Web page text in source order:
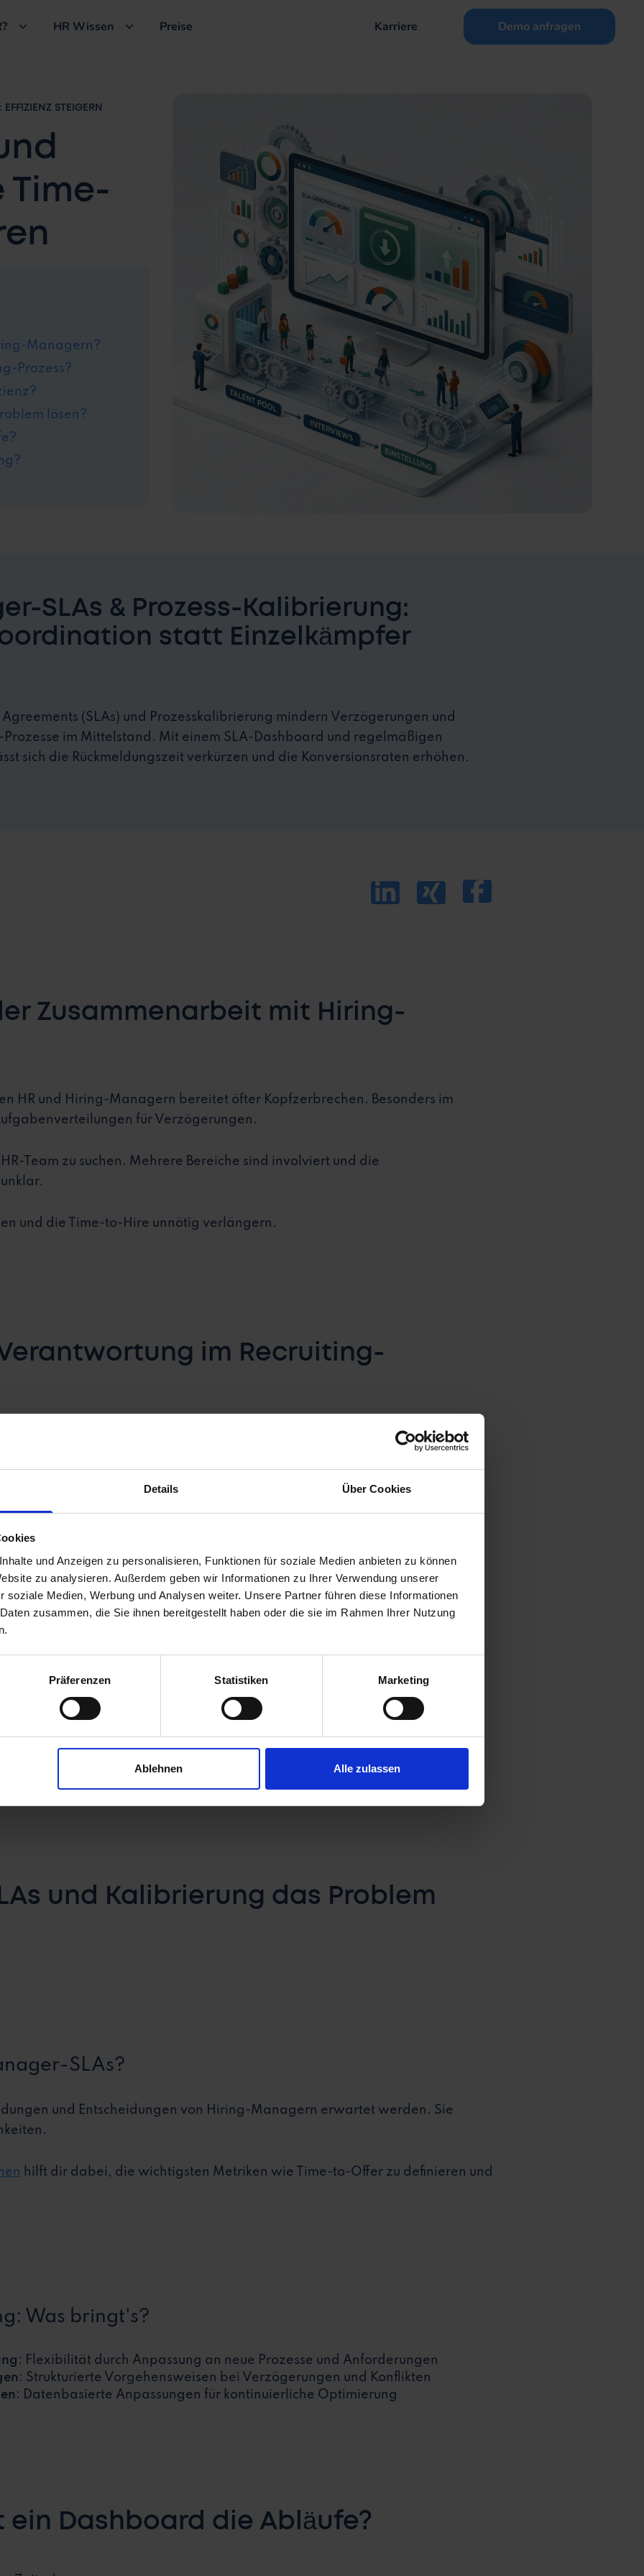
Details Über Cookies
und Anzeigen zu personalisieren, Funktionen für soziale Medien anbieten zu können
zu analysieren. Außerdem geben wir Informationen zu Ihrer Verwendung unserer
soziale Medien, Werbung und Analysen weiter. Unsere Partner führen diese Informationen
zusammen, die Sie ihnen bereitgestellt haben oder die sie im Rahmen Ihrer Nutzung
Präferenzen Statistiken Marketing
Ablehnen Alle zulassen
HR Wissen Preise Karriere Demo anfragen
STEIGERN
Time-
Managern?
Prozess?
lösen?
SLAs & Prozess-Kalibrierung:
statt Einzelkämpfer
(SLAs) und Prozesskalibrierung mindern Verzögerungen und
im Mittelstand. Mit einem SLA-Dashboard und regelmäßigen
sich die Rückmeldungszeit verkürzen und die Konversionsraten erhöhen.
Zusammenarbeit mit Hiring-
HR und Hiring-Managern bereitet öfter Kopfzerbrechen. Besonders im
für Verzögerungen.
Team zu suchen. Mehrere Bereiche sind involviert und die
und die Time-to-Hire unnötig verlängern.
im Recruiting-
: Fachabteilungsgrenzen behindern schnelle Entscheidungen
Prioritäten
: Ohne klare Abstimmungen entstehen Missverständnisse
: Längere Entscheidungswege verlängern die Time-to-Fill deutlich
Flickenteppich zur Ineffizienz?
Prozess erkennst du an:
Stellen bleiben lange unbesetzt durch langsames Feedback
: Verzögerungen hinterlassen einen schlechten Eindruck im Employer
: Ein Zusammenhang zwischen längerer Time-to-Fill und steigenden
und Kalibrierung das Problem
SLAs?
und Entscheidungen von Hiring-Managern erwartet werden. Sie
hilft dir dabei, die wichtigsten Metriken wie Time-to-Offer zu definieren und
Was bringt's?
: Flexibilität durch Anpassung an neue Prozesse und Anforderungen
: Strukturierte Vorgehensweisen bei Verzögerungen und Konflikten
: Datenbasierte Anpassungen für kontinuierliche Optimierung
ein Dashboard die Abläufe?